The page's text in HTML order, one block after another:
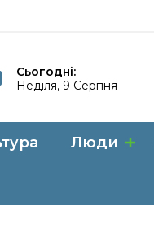
Сьогодні:
Неділя, 9 Серпня
Люди